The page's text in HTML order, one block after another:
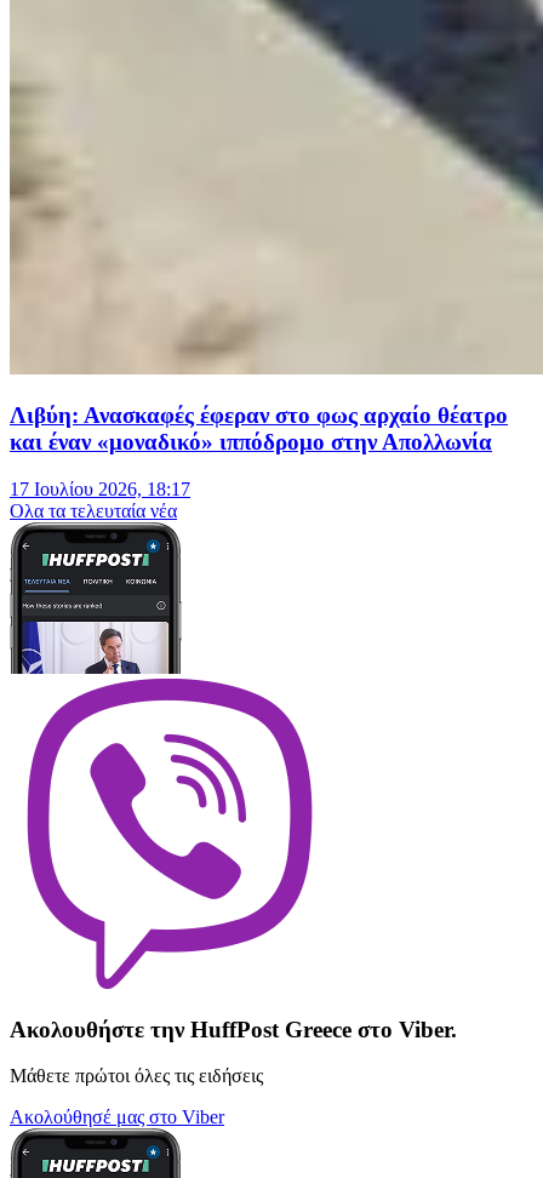
Λιβύη: Ανασκαφές έφεραν στο φως αρχαίο θέατρο
και έναν «μοναδικό» ιππόδρομο στην Απολλωνία
17 Ιουλίου 2026, 18:17
Oλα τα τελευταία νέα
Ακολουθήστε την HuffPost Greece στο Viber.
Μάθετε πρώτοι όλες τις ειδήσεις
Ακολούθησέ μας στο Viber